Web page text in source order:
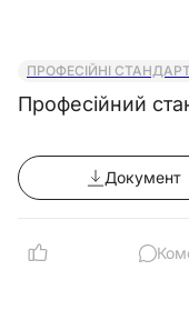
ПРОФЕСІЙНІ
Професійний
Документ